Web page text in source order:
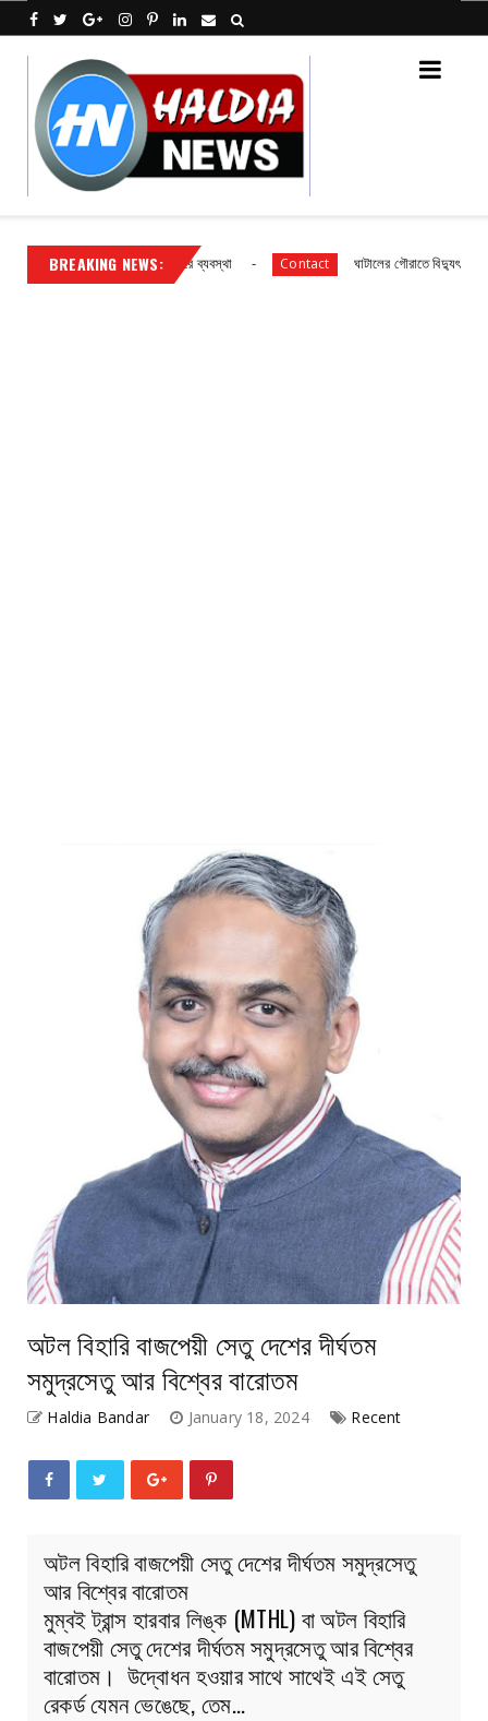
BREAKING NEWS:
ছাত্র ছাত্রীদের আহারে ব্যবস্থা Contact ঘাটালের গৌরাতে বিদ্যুৎ গ্রাহকদের
অটল বিহারি বাজপেয়ী সেতু দেশের দীর্ঘতম
সমুদ্রসেতু আর বিশ্বের বারোতম
Haldia Bandar January 18, 2024 Recent
অটল বিহারি বাজপেয়ী সেতু দেশের দীর্ঘতম সমুদ্রসেতু
আর বিশ্বের বারোতম
মুম্বই ট্রান্স হারবার লিঙ্ক (MTHL) বা অটল বিহারি
বাজপেয়ী সেতু দেশের দীর্ঘতম সমুদ্রসেতু আর বিশ্বের
বারোতম। উদ্বোধন হওয়ার সাথে সাথেই এই সেতু
রেকর্ড যেমন ভেঙেছে, তেম…